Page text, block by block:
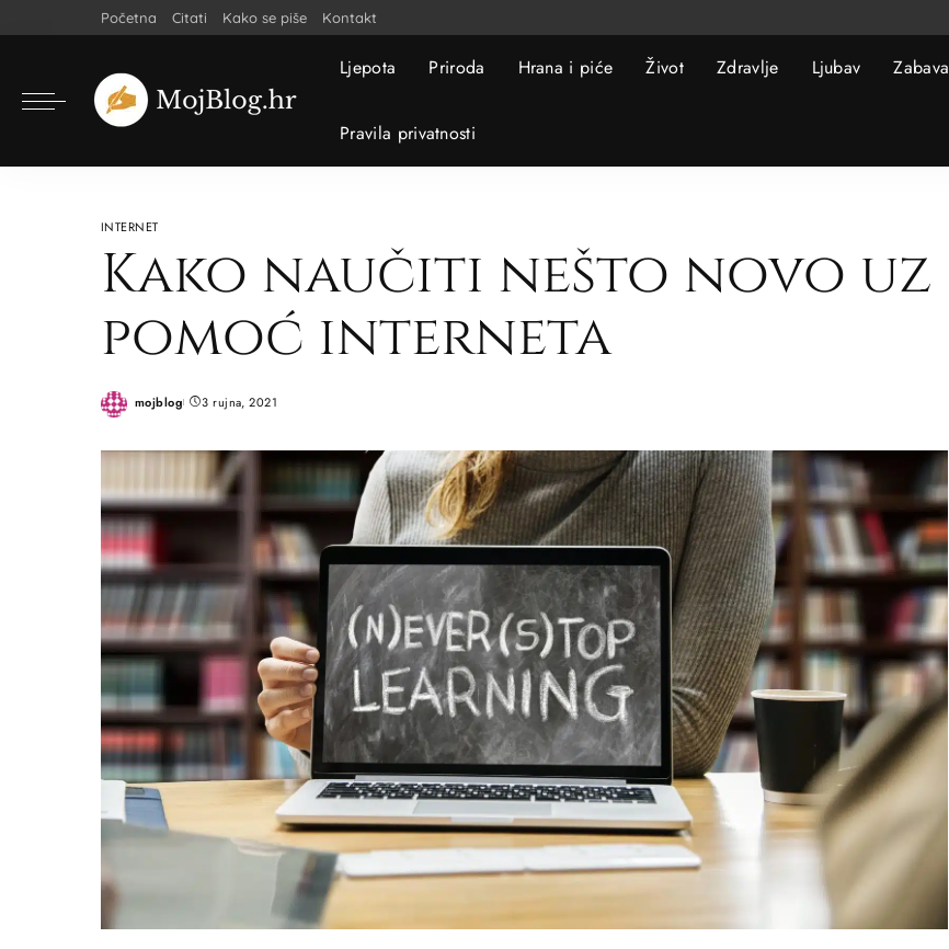
Početna Citati Kako se piše Kontakt
Ljepota Priroda Hrana i piće Život Zdravlje Ljubav Zabava
Pravila privatnosti
INTERNET
Kako naučiti nešto novo uz
pomoć interneta
Posted
mojblog 3 rujna, 2021